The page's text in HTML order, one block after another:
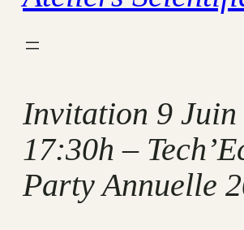
Invitation 9 Juin
17:30h –
Party Annuelle